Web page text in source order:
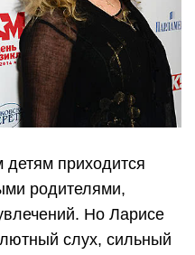
приходится
родителями,
Но Ларисе
слух, сильный